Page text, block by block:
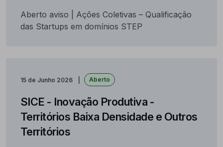
Aberto aviso | Ações Coletivas – Qualificação
das Startups em domínios STEP
15 de Junho 2026 Aberto
SICE - Inovação Produtiva -
Territórios Baixa Densidade e Outros
Territórios